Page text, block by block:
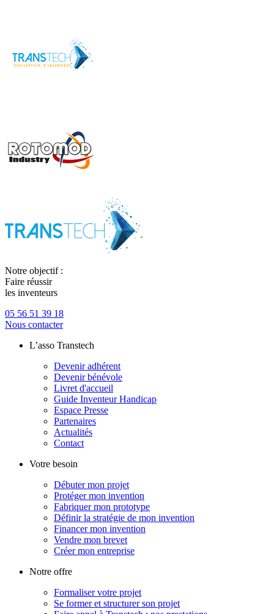
Notre objectif :
Faire réussir
les inventeurs
05 56 51 39 18
Nous contacter
L’asso Transtech
Devenir adhérent
Devenir bénévole
Livret d'accueil
Guide Inventeur Handicap
Espace Presse
Partenaires
Actualités
Contact
Votre besoin
Débuter mon projet
Protéger mon invention
Fabriquer mon prototype
Définir la stratégie de mon invention
Financer mon invention
Vendre mon brevet
Créer mon entreprise
Notre offre
Formaliser votre projet
Se former et structurer son projet